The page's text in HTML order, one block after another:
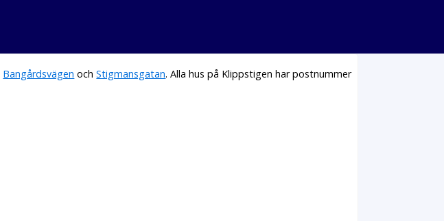
Bangårdsvägen ochStigmansgatan. Alla hus på Klippstigen har postnummer